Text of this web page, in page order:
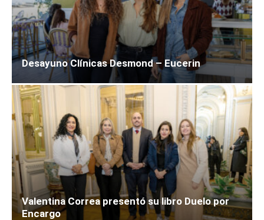
Desayuno Clínicas Desmond – Eucerin
Valentina Correa presentó su libro Duelo por
Encargo